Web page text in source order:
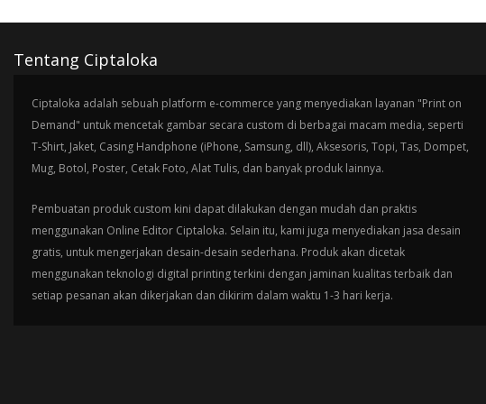
Tentang Ciptaloka
Ciptaloka adalah sebuah platform e-commerce yang menyediakan layanan "Print on
Demand" untuk mencetak gambar secara custom di berbagai macam media, seperti
T-Shirt, Jaket, Casing Handphone (iPhone, Samsung, dll), Aksesoris, Topi, Tas, Dompet,
Mug, Botol, Poster, Cetak Foto, Alat Tulis, dan banyak produk lainnya.
Pembuatan produk custom kini dapat dilakukan dengan mudah dan praktis
menggunakan Online Editor Ciptaloka. Selain itu, kami juga menyediakan jasa desain
gratis, untuk mengerjakan desain-desain sederhana. Produk akan dicetak
menggunakan teknologi digital printing terkini dengan jaminan kualitas terbaik dan
setiap pesanan akan dikerjakan dan dikirim dalam waktu 1-3 hari kerja.